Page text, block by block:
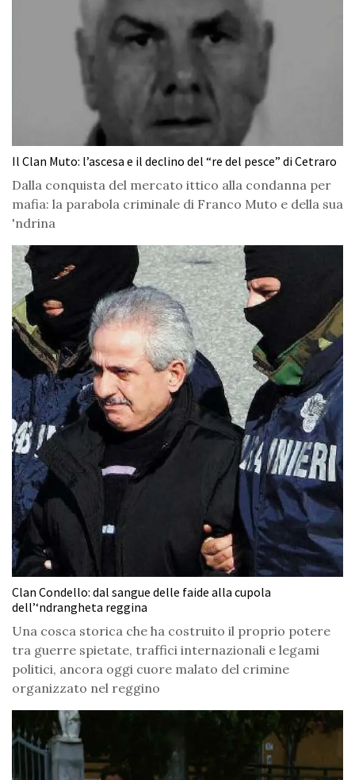
Il Clan Muto: l’ascesa e il declino del “re del pesce” di Cetraro
Dalla conquista del mercato ittico alla condanna per
mafia: la parabola criminale di Franco Muto e della sua
'ndrina
Clan Condello: dal sangue delle faide alla cupola
dell’‘ndrangheta reggina
Una cosca storica che ha costruito il proprio potere
tra guerre spietate, traffici internazionali e legami
politici, ancora oggi cuore malato del crimine
organizzato nel reggino